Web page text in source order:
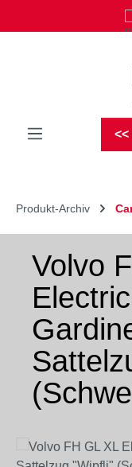
Zum Hauptinhalt
Produkt-Archiv
Volvo
Electric
Bildergalerie